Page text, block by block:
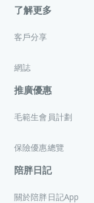
了解更多
客戶分享
網誌
推廣優惠
毛範生會員計劃
保險優惠總覽
陪胖日記
關於陪胖日記App